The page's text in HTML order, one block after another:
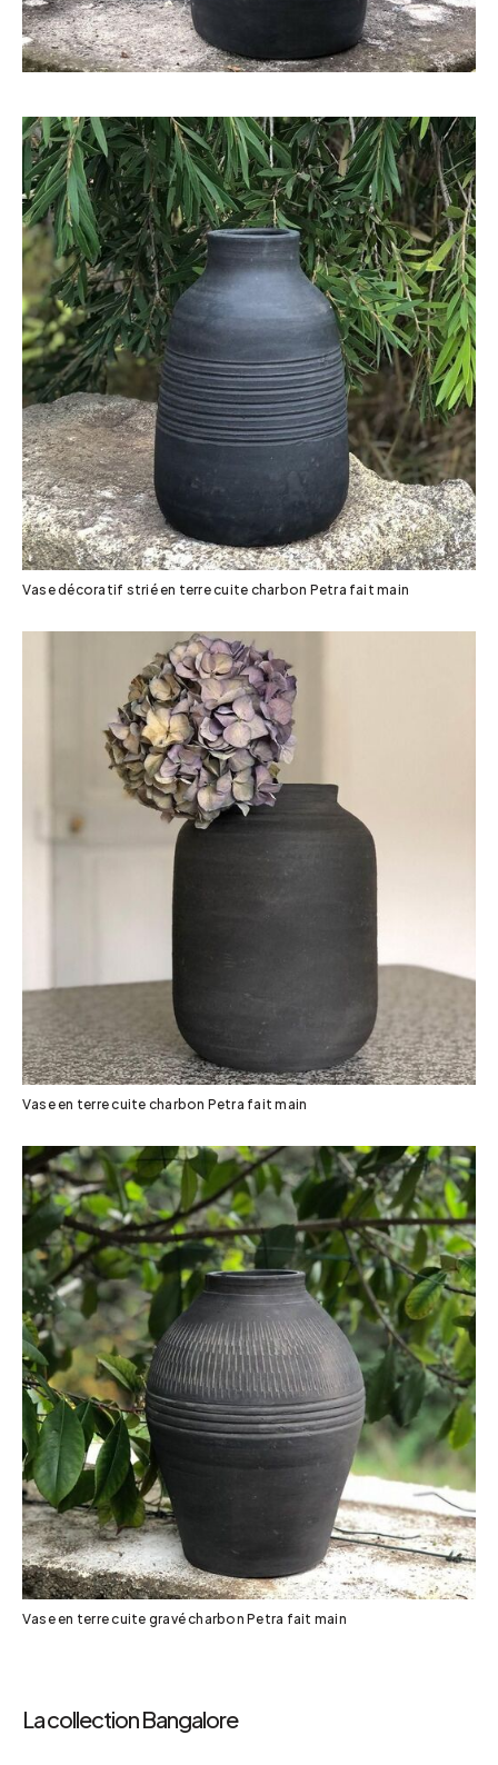
Vase décoratif strié en terre cuite charbon Petra fait main
Vase en terre cuite charbon Petra fait main
Vase en terre cuite gravé charbon Petra fait main
La collection Bangalore